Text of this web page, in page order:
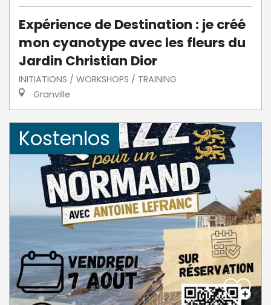
Expérience de Destination : je créé
mon cyanotype avec les fleurs du
Jardin Christian Dior
INITIATIONS / WORKSHOPS / TRAINING
Granville
Kostenlos